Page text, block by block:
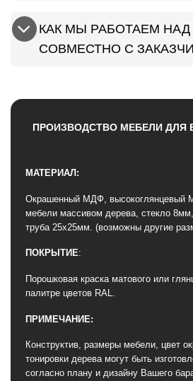
КАК МЫ РАБОТАЕМ
СОВМЕСТНО С
ПРОИЗВОДСТВО МЕБЕЛИ ДЛЯ
МАТЕРИАЛ:
Окрашенный МДФ, высокоглянцевый
мебели массивом дерева, стекло
труба 25х25мм. (возможны другие
ПОКРЫТИЕ:
Порошковая краска матового или
палитре цветов RAL.
ПРИМЕЧАНИЕ:
Конструктив, размеры мебели, цвет
тонировки дерева могут быть
согласно плану и дизайну Вашего